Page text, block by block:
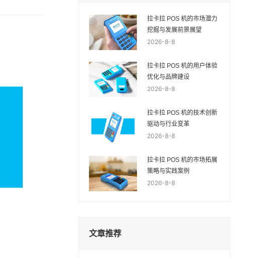
拉卡拉 POS 机的市场潜力
挖掘与发展前景展望
2026-8-8
拉卡拉 POS 机的用户体验
优化与品牌建设
2026-8-8
拉卡拉 POS 机的技术创新
驱动与行业变革
2026-8-8
拉卡拉 POS 机的市场拓展
策略与实践案例
2026-8-8
文章推荐